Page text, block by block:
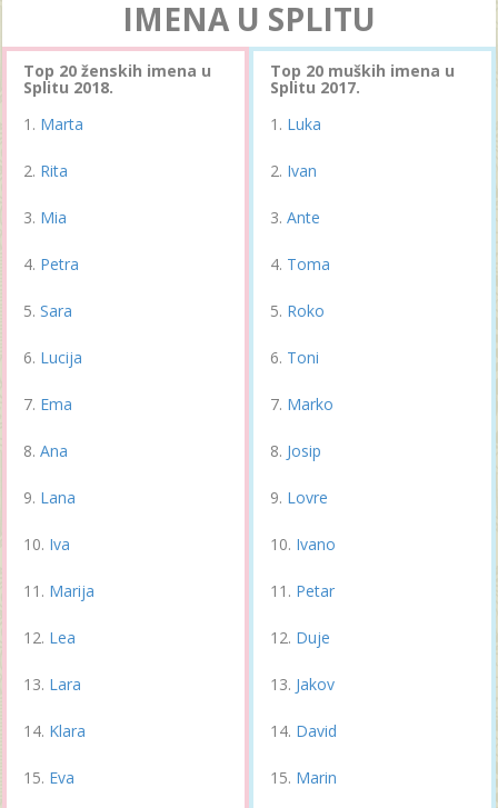
IMENA U SPLITU
Top 20 ženskih imena u
Splitu 2018.
Marta
Rita
Mia
Petra
Sara
Lucija
Ema
Ana
Lana
Iva
Marija
Lea
Lara
Klara
Eva
Top 20 muških imena u
Splitu 2017.
Luka
Ivan
Ante
Toma
Roko
Toni
Marko
Josip
Lovre
Ivano
Petar
Duje
Jakov
David
Marin